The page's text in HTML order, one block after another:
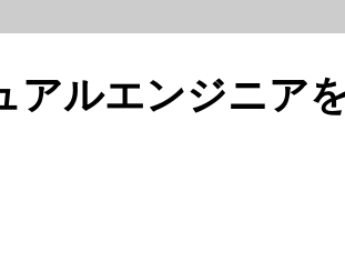
ルエンジニア